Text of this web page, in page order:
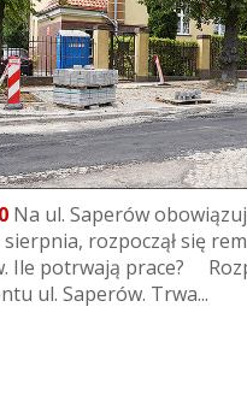
Na ul. Saperów
sierpnia, rozpoczął się
Ile potrwają prace?
ul. Saperów. Trwa...